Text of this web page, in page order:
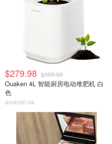
$279.98 $399.99
Ouaken 4L 智能厨房电动堆肥机 白
色
amazon.ca